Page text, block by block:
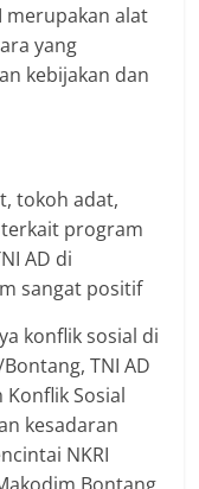
merupakan alat
yang
kebijakan dan
tokoh adat,
program
AD di
sangat positif
konflik sosial di
TNI AD
Sosial
kesadaran
NKRI